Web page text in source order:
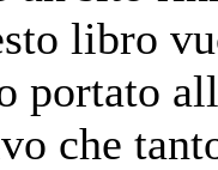
libro
portato
che